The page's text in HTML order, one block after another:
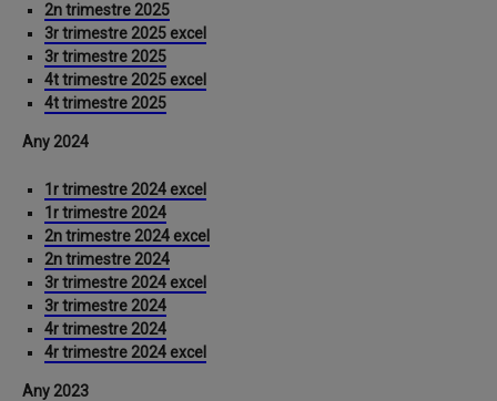
2n trimestre 2025
3r trimestre 2025 excel
3r trimestre 2025
4t trimestre 2025 excel
4t trimestre 2025
Any 2024
1r trimestre 2024 excel
1r trimestre 2024
2n trimestre 2024 excel
2n trimestre 2024
3r trimestre 2024 excel
3r trimestre 2024
4r trimestre 2024
4r trimestre 2024 excel
Any 2023